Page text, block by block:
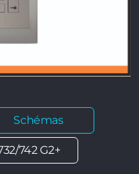
Schémas
742 G2+